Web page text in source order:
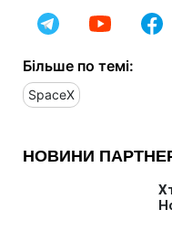
Більше по темі:
SpaceX